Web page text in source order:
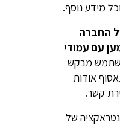
מידע נוסף.
החברה
עם עמודי
מבקש
אודות
קשר.
של